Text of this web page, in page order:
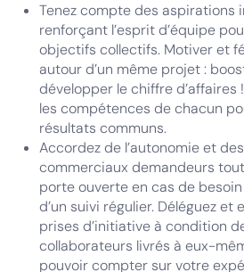
Tenez compte des aspirations
renforçant l’esprit d’équipe
objectifs collectifs. Motiver et
autour d’un même projet :
développer le chiffre d’affaires
les compétences de chacun
résultats communs.
Accordez de l’autonomie et
commerciaux demandeurs
porte ouverte en cas de
d’un suivi régulier. Déléguez et
prises d’initiative à condition
collaborateurs livrés à eux-
pouvoir compter sur votre